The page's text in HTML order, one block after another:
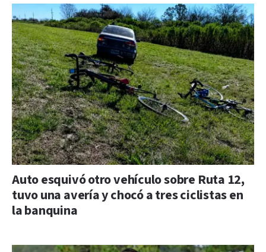
Auto esquivó otro vehículo sobre Ruta 12,
tuvo una avería y chocó a tres ciclistas en
la banquina